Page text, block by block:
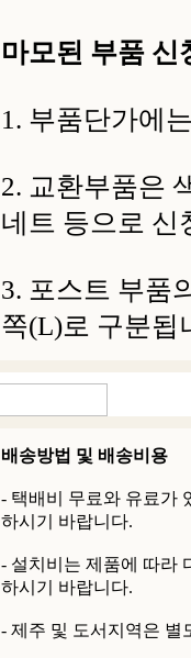
마모된 부품 신
1. 부품단가에
2. 교환부품은
네트 등으로 신
3. 포스트 부품
쪽(L)로 구분됩
배송방법 및 배송비용
- 택배비 무료와 유료가
하시기 바랍니다.
- 설치비는 제품에 따라
하시기 바랍니다.
- 제주 및 도서지역은 별